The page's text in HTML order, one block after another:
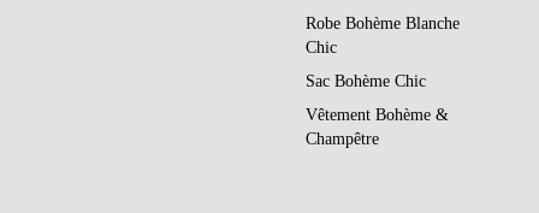
Robe Bohème Blanche
Chic
Sac Bohème Chic
Vêtement Bohème &
Champêtre